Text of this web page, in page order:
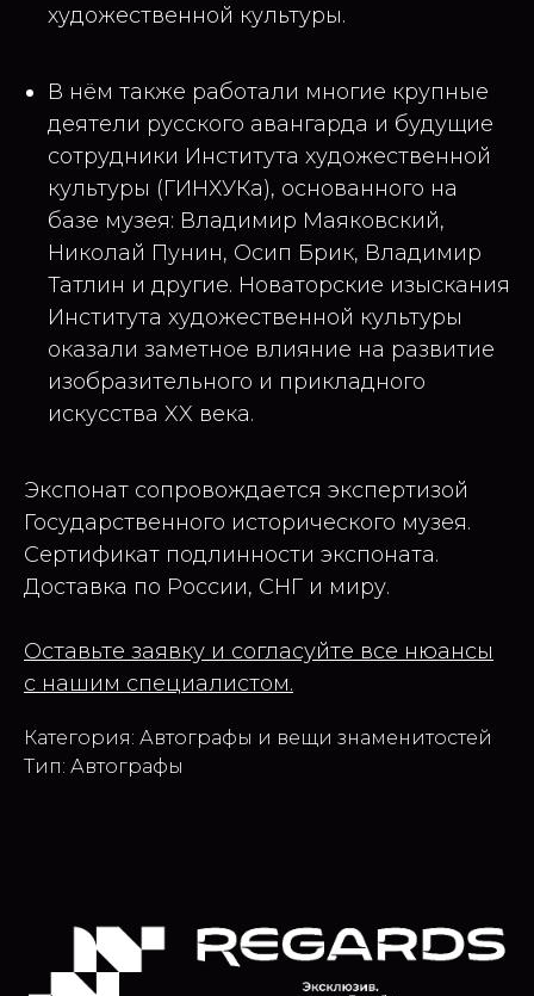
художественной культуры.
В нём также работали многие крупные
деятели русского авангарда и будущие
сотрудники Института художественной
культуры (ГИНХУКа), основанного на
базе музея: Владимир Маяковский,
Николай Пунин, Осип Брик, Владимир
Татлин и другие. Новаторские изыскания
Института художественной культуры
оказали заметное влияние на развитие
изобразительного и прикладного
искусства XX века.
Экспонат сопровождается экспертизой
Государственного исторического музея.
Сертификат подлинности экспоната.
Доставка по России, СНГ и миру.
Оставьте заявку и согласуйте все нюансы
с нашим специалистом.
Категория: Автографы и вещи знаменитостей
Тип: Автографы